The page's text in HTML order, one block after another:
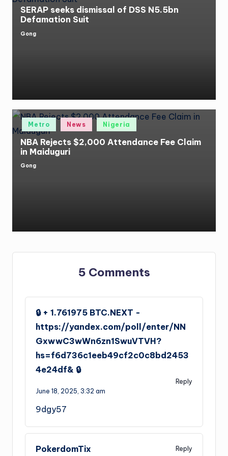
SERAP seeks dismissal of DSS N5.5bn
Defamation Suit
Posted
Gong
Posted
Metro News Nigeria
NBA Rejects $2,000 Attendance Fee Claim
in Maiduguri
Posted
Gong
5 Comments
🔒 + 1.761975 BTC.NEXT -
https://yandex.com/poll/enter/NN
GxwwC3wWn6zn1SwuVTVH?
hs=f6d736c1eeb49cf2c0c8bd2453
4e24df& 🔒
Reply
June 18, 2025, 3:32 am
9dgy57
PokerdomTix Reply